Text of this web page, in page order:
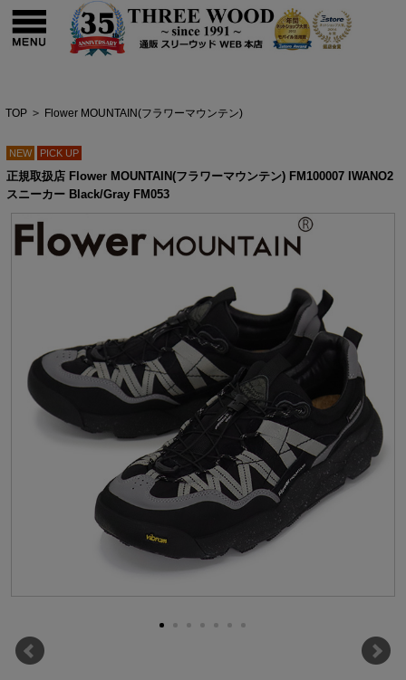
TOP > Flower MOUNTAIN(フラワーマウンテン)
NEW PICK UP
正規取扱店 Flower MOUNTAIN(フラワーマウンテン) FM100007 IWANO2
スニーカー Black/Gray FM053